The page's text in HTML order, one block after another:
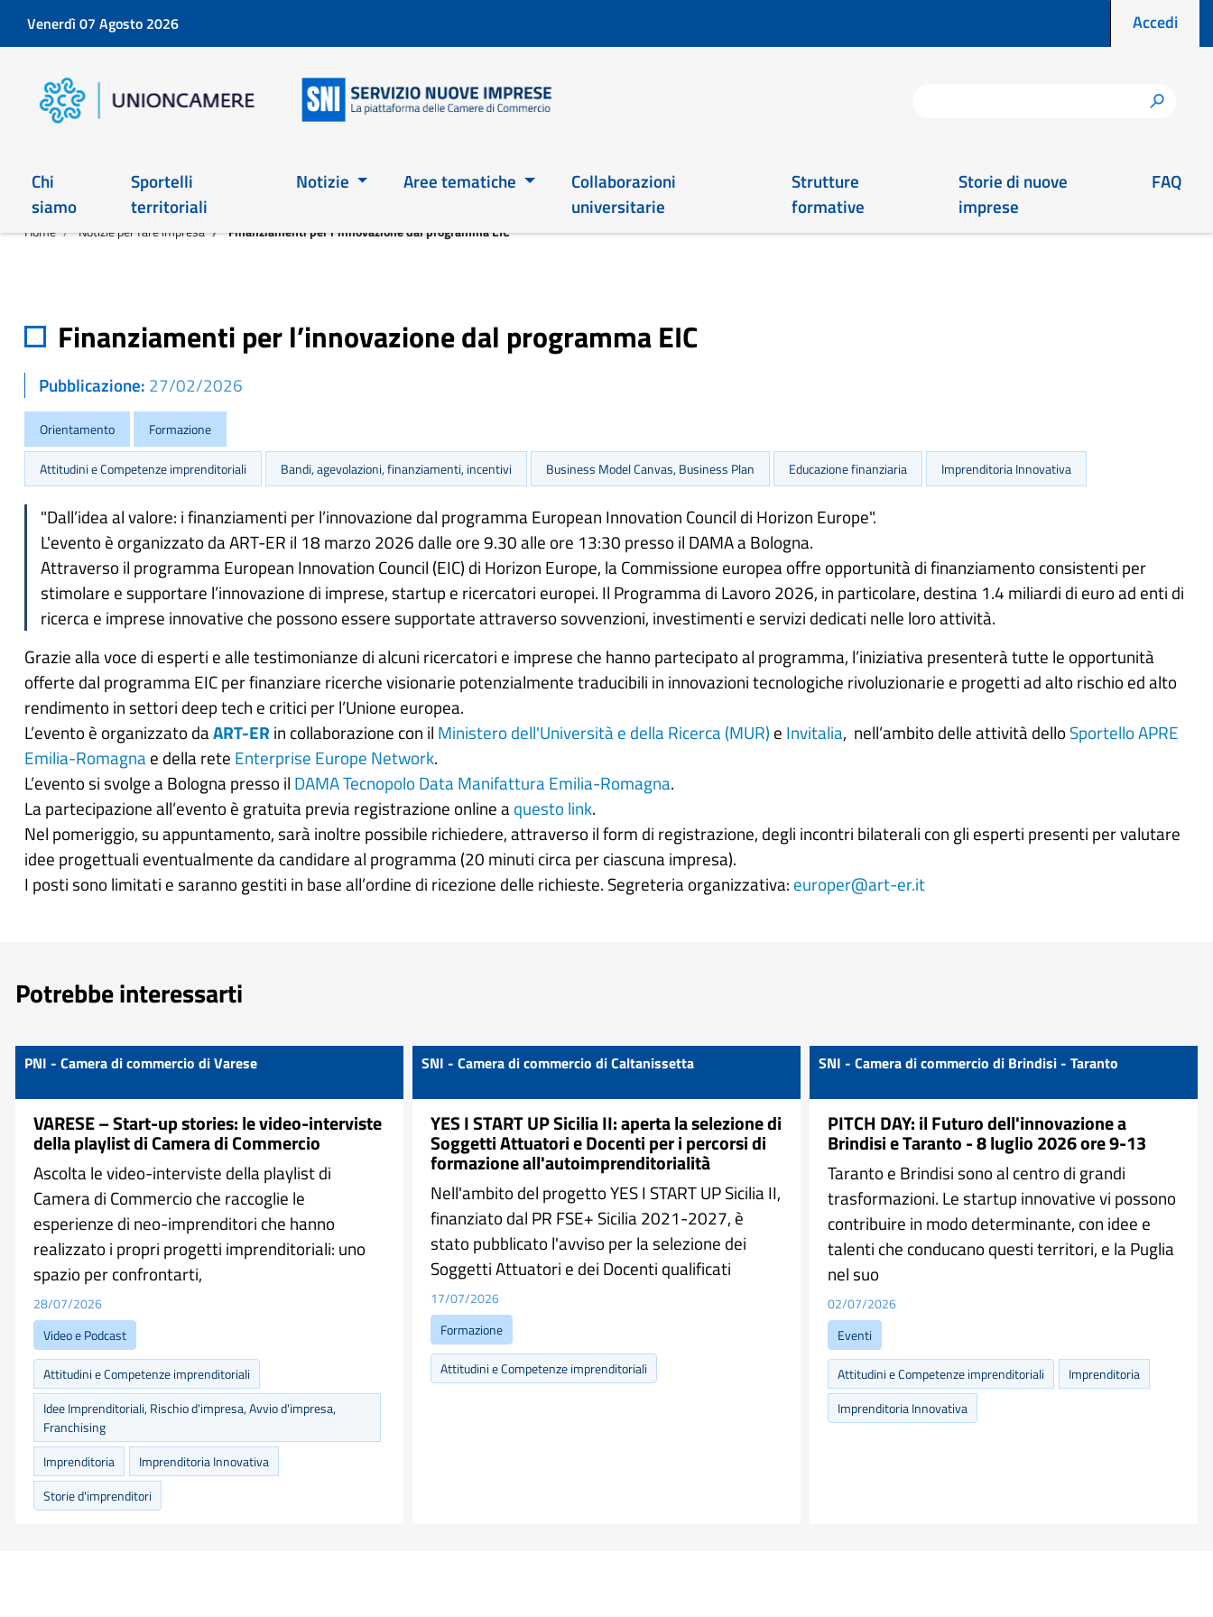
Venerdì 07 Agosto 2026 Menu
Accedi
h
Main 2026
Chi
siamo
Sportelli
territoriali
Notizie Aree tematiche
Collaborazioni
universitarie
Strutture
formative
Storie di nuove
imprese
FAQ
Home Notizie per fare impresa Finanziamenti per l’innovazione dal programma EIC
Finanziamenti per l’innovazione dal programma EIC
Pubblicazione 27/02/2026
Orientamento Formazione
Attitudini e Competenze imprenditoriali Bandi, agevolazioni, finanziamenti, incentivi Business Model Canvas, Business Plan Educazione finanziaria Imprenditoria Innovativa
"Dall’idea al valore: i finanziamenti per l’innovazione dal programma European Innovation Council di Horizon Europe".
L'evento è organizzato da ART-ER il 18 marzo 2026 dalle ore 9.30 alle ore 13:30 presso il DAMA a Bologna.
Attraverso il programma European Innovation Council (EIC) di Horizon Europe, la Commissione europea offre opportunità di finanziamento consistenti per
stimolare e supportare l’innovazione di imprese, startup e ricercatori europei. Il Programma di Lavoro 2026, in particolare, destina 1.4 miliardi di euro ad enti di
ricerca e imprese innovative che possono essere supportate attraverso sovvenzioni, investimenti e servizi dedicati nelle loro attività.
Grazie alla voce di esperti e alle testimonianze di alcuni ricercatori e imprese che hanno partecipato al programma, l’iniziativa presenterà tutte le opportunità
offerte dal programma EIC per finanziare ricerche visionarie potenzialmente traducibili in innovazioni tecnologiche rivoluzionarie e progetti ad alto rischio ed alto
rendimento in settori deep tech e critici per l’Unione europea.
L’evento è organizzato daART-ER in collaborazione con il Ministero dell'Università e della Ricerca (MUR) e Invitalia, nell’ambito delle attività dello Sportello APRE
Emilia-Romagnae della rete Enterprise Europe Network.
L’evento si svolge a Bologna presso il DAMA Tecnopolo Data Manifattura Emilia-Romagna.
La partecipazione all’evento è gratuita previa registrazione online aquesto link.
Nel pomeriggio, su appuntamento, sarà inoltre possibile richiedere, attraverso il form di registrazione, degli incontri bilaterali con gli esperti presenti per valutare
idee progettuali eventualmente da candidare al programma (20 minuti circa per ciascuna impresa).
I posti sono limitati e saranno gestiti in base all’ordine di ricezione delle richieste. Segreteria organizzativa: europer@art-er.it
Potrebbe interessarti
PNI - Camera di commercio di Varese
VARESE – Start-up stories: le video-interviste
della playlist di Camera di Commercio
Ascolta le video-interviste della playlist di
Camera di Commercio che raccoglie le
esperienze di neo-imprenditori che hanno
realizzato i propri progetti imprenditoriali: uno
spazio per confrontarti,
28/07/2026
Video e Podcast
Attitudini e Competenze imprenditoriali
Idee Imprenditoriali, Rischio d'impresa, Avvio d'impresa,
Franchising
Imprenditoria
Imprenditoria Innovativa
Storie d'imprenditori
SNI - Camera di commercio di Caltanissetta
YES I START UP Sicilia II: aperta la selezione di
Soggetti Attuatori e Docenti per i percorsi di
formazione all'autoimprenditorialità
Nell'ambito del progetto YES I START UP Sicilia II,
finanziato dal PR FSE+ Sicilia 2021-2027, è
stato pubblicato l'avviso per la selezione dei
Soggetti Attuatori e dei Docenti qualificati
17/07/2026
Formazione
Attitudini e Competenze imprenditoriali
SNI - Camera di commercio di Brindisi - Taranto
PITCH DAY: il Futuro dell'innovazione a
Brindisi e Taranto - 8 luglio 2026 ore 9-13
Taranto e Brindisi sono al centro di grandi
trasformazioni. Le startup innovative vi possono
contribuire in modo determinante, con idee e
talenti che conducano questi territori, e la Puglia
nel suo
02/07/2026
Eventi
Attitudini e Competenze imprenditoriali
Imprenditoria
Imprenditoria Innovativa